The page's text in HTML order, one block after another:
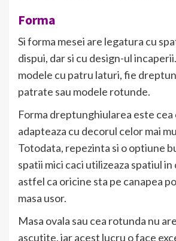
Forma
Si forma mesei are legatura cu
dispui, dar si cu design-ul
modele cu patru laturi, fie
patrate sau modele rotunde.
Forma dreptunghiularea este cea
adapteaza cu decorul celor mai
Totodata, repezinta si o optiune
spatii mici caci utilizeaza spatiul in
astfel ca oricine sta pe canapea
masa usor.
Masa ovala sau cea rotunda nu
ascutite, iar acest lucru o face